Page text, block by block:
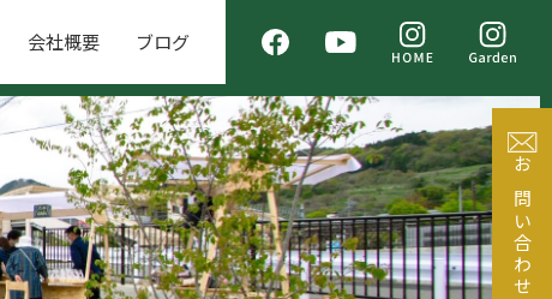
会社概要 ブログ
お問い合わせ